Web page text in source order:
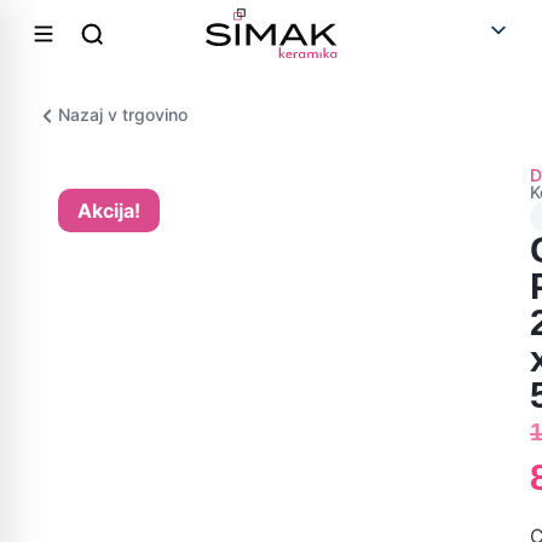
Nazaj v trgovino
Akcija!